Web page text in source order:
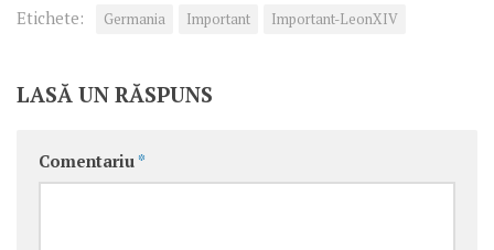
Etichete: Germania Important Important-LeonXIV
LASĂ UN RĂSPUNS
Comentariu *